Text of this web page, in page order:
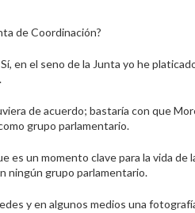
de Coordinación?
Sí, en el seno de la Junta yo he
de acuerdo; bastaría con que
grupo parlamentario.
es un momento clave para la vida
ningún grupo parlamentario.
y en algunos medios una